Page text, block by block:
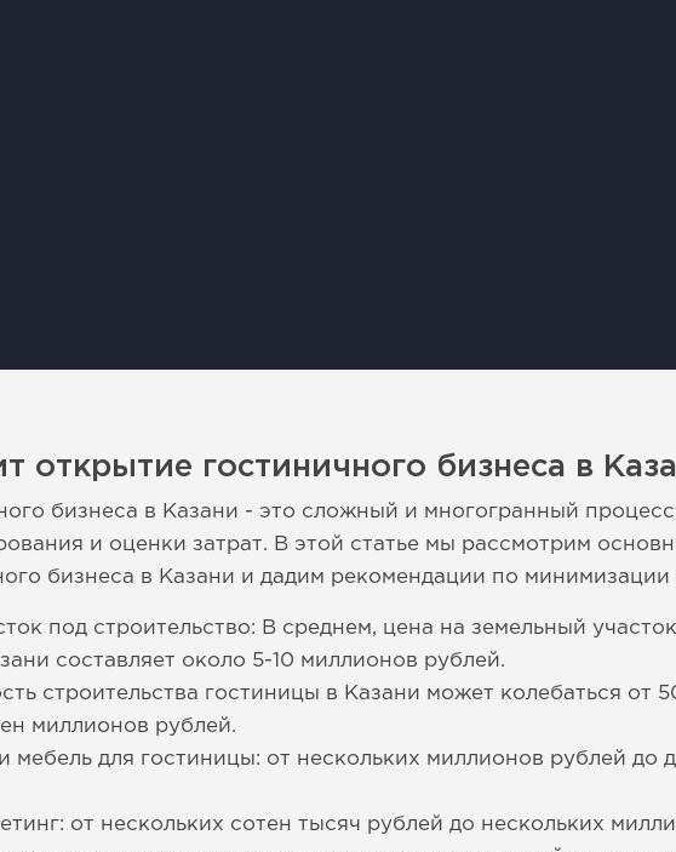
открытие гостиничного бизнеса в
бизнеса в Казани - это сложный и многогранный
и оценки затрат. В этой статье мы рассмотрим
бизнеса в Казани и дадим рекомендации по минимизации
под строительство: В среднем, цена на земельный
составляет около 5-10 миллионов рублей.
строительства гостиницы в Казани может колебаться от
миллионов рублей.
мебель для гостиницы: от нескольких миллионов рублей до
от нескольких сотен тысяч рублей до нескольких